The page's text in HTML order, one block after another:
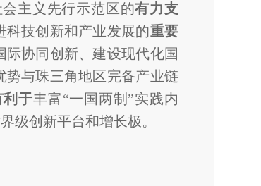
主义先行示范区的有力支
科技创新和产业发展的重要
协同创新、建设现代化国
与珠三角地区完备产业链
利于丰富“一国两制”实践内
级创新平台和增长极。